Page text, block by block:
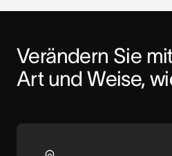
Verändern Sie
Art und Weise,